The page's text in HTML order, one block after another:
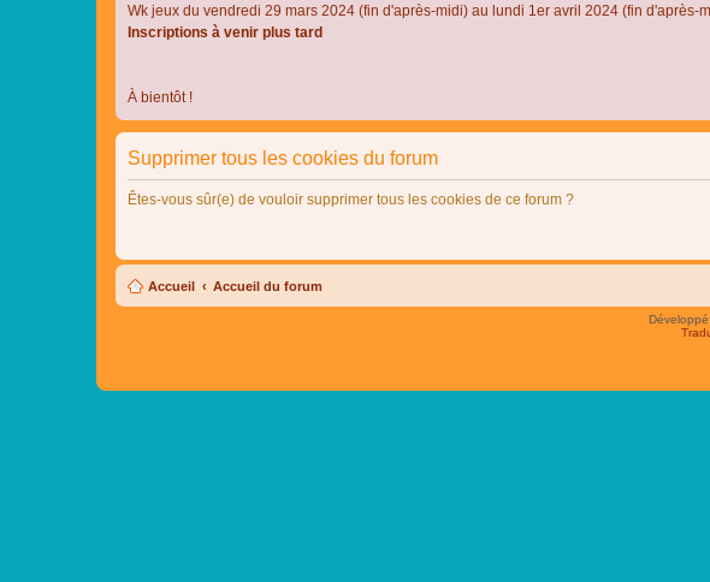
Wk jeux du vendredi 29 mars 2024 (fin d'après-midi) au lundi 1er avril 2024 (fin d'après-
Inscriptions à venir plus tard
À bientôt !
Supprimer tous les cookies du forum
Êtes-vous sûr(e) de vouloir supprimer tous les cookies de ce forum ?
Accueil Accueil du forum